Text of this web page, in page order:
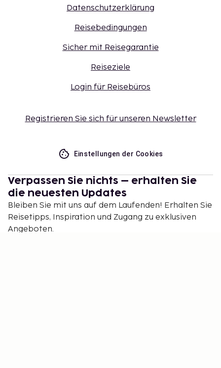
Datenschutzerklärung
Reisebedingungen
Sicher mit Reisegarantie
Reiseziele
Login für Reisebüros
Registrieren Sie sich für unseren Newsletter
Einstellungen der Cookies
Verpassen Sie nichts – erhalten Sie
die neuesten Updates
Bleiben Sie mit uns auf dem Laufenden! Erhalten Sie
Reisetipps, Inspiration und Zugang zu exklusiven
Angeboten.